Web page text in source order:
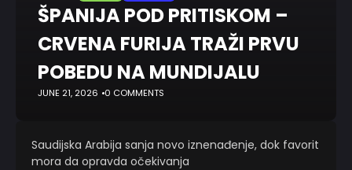
ŠPANIJA POD PRITISKOM –
CRVENA FURIJA TRAŽI PRVU
POBEDU NA MUNDIJALU
JUNE 21, 2026 0 COMMENTS
Saudijska Arabija sanja novo iznenađenje, dok favorit
mora da opravda očekivanja